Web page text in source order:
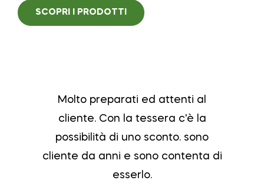
SCOPRI I PRODOTTI
Molto preparati ed attenti al
cliente. Con la tessera c'è la
possibilità di uno sconto. sono
cliente da anni e sono contenta di
esserlo.